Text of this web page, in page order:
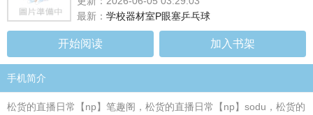
最新： 学校器材室P眼塞乒乓球
开始阅读 加入书架
手机简介
松货的直播日常【np】笔趣阁，松货的直播日常【np】sodu，松货的